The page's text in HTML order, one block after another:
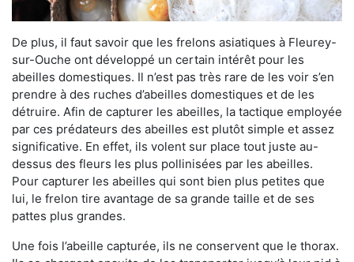
De plus, il faut savoir que les frelons asiatiques à Fleurey-
sur-Ouche ont développé un certain intérêt pour les
abeilles domestiques. Il n’est pas très rare de les voir s’en
prendre à des ruches d’abeilles domestiques et de les
détruire. Afin de capturer les abeilles, la tactique employée
par ces prédateurs des abeilles est plutôt simple et assez
significative. En effet, ils volent sur place tout juste au-
dessus des fleurs les plus pollinisées par les abeilles.
Pour capturer les abeilles qui sont bien plus petites que
lui, le frelon tire avantage de sa grande taille et de ses
pattes plus grandes.
Une fois l’abeille capturée, ils ne conservent que le thorax.